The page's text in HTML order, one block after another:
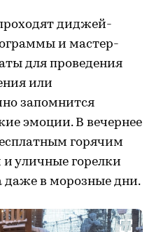
диджей-
и мастер-
для проведения
или
запомнится
эмоции. В вечернее
горячим
и уличные горелки
даже в морозные дни.